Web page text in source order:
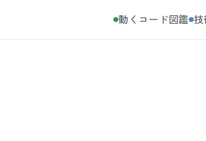
動くコード図鑑 技